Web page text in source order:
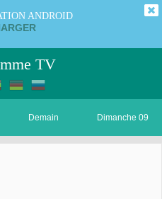
ANDROID
TV
Demain Dimanche 09